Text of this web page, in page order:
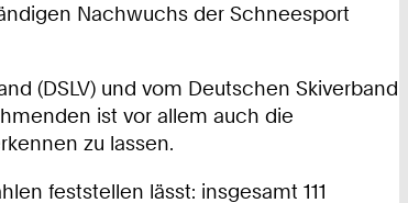
Nachwuchs der Schneesport
(DSLV) und vom Deutschen Skiverband
ist vor allem auch die
zu lassen.
feststellen lässt: insgesamt 111